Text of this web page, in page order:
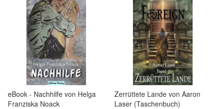
eBook - Nachhilfe von Helga
Franziska Noack
Zerrüttete Lande von Aaron
Laser (Taschenbuch)